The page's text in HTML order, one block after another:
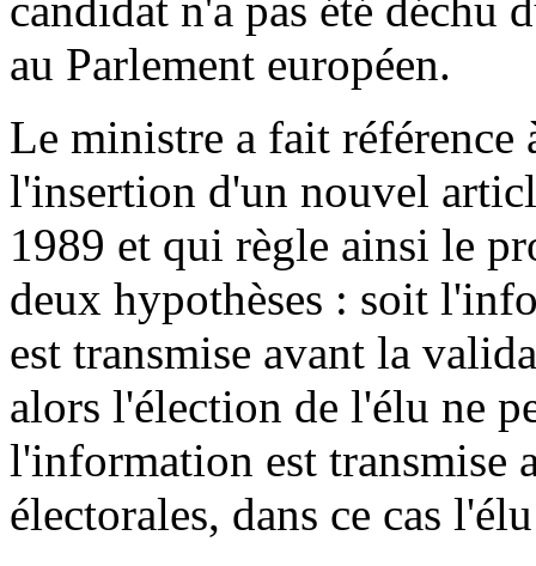
au Parlement européen.
Le ministre a fait
l'insertion d'un nouvel
1989 et qui règle ainsi le
deux hypothèses : soit
est transmise avant la
alors l'élection de l'élu ne
l'information est transmise
électorales, dans ce cas